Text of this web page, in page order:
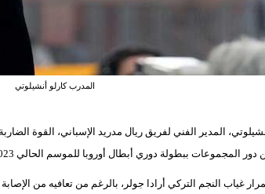
المدرب كارلو أنشيلوتي
المدير الفني لفريق ريال مدريد الإسباني، القوة
المجموعات ببطولة دوري أبطال أوروبا للموسم الحالي 2023-24.
غياب النجم التركي أرادا جولر، بالرغم من تعافيه من